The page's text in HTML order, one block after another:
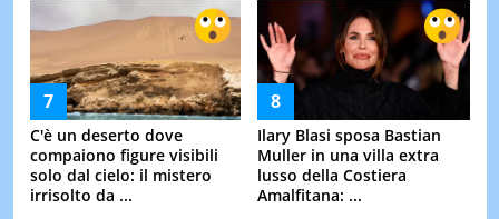
C'è un deserto dove
compaiono figure visibili
solo dal cielo: il mistero
irrisolto da ...
Ilary Blasi sposa Bastian
Muller in una villa extra
lusso della Costiera
Amalfitana: ...